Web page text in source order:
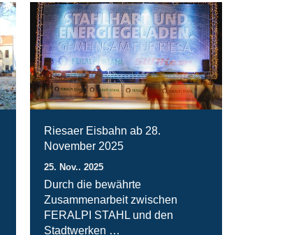
Riesaer Eisbahn ab 28.
November 2025
25. Nov.. 2025
Durch die bewährte
Zusammenarbeit zwischen
FERALPI STAHL und den
Stadtwerken …